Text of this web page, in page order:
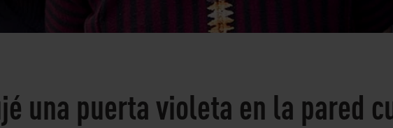
una puerta violeta en la pared